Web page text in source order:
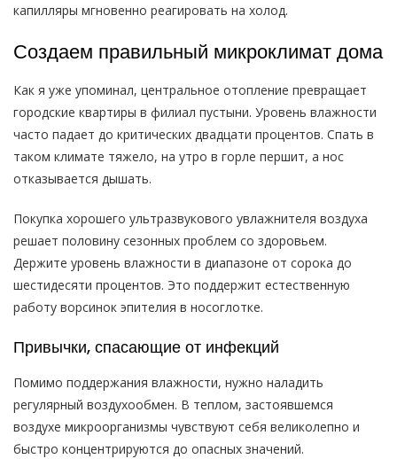
капилляры мгновенно реагировать на холод.
Создаем правильный микроклимат дома
Как я уже упоминал, центральное отопление превращает
городские квартиры в филиал пустыни. Уровень влажности
часто падает до критических двадцати процентов. Спать в
таком климате тяжело, на утро в горле першит, а нос
отказывается дышать.
Покупка хорошего ультразвукового увлажнителя воздуха
решает половину сезонных проблем со здоровьем.
Держите уровень влажности в диапазоне от сорока до
шестидесяти процентов. Это поддержит естественную
работу ворсинок эпителия в носоглотке.
Привычки, спасающие от инфекций
Помимо поддержания влажности, нужно наладить
регулярный воздухообмен. В теплом, застоявшемся
воздухе микроорганизмы чувствуют себя великолепно и
быстро концентрируются до опасных значений.